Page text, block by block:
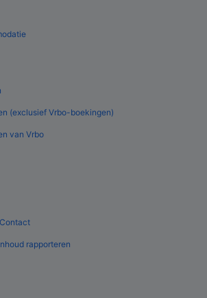
(exclusief Vrbo-boekingen)
van Vrbo
rapporteren